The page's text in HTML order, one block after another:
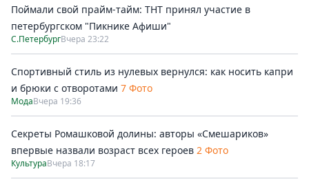
Поймали свой прайм-тайм: ТНТ принял участие в
петербургском "Пикнике Афиши"
С.ПетербургВчера 23:22
Спортивный стиль из нулевых вернулся: как носить капри
и брюки с отворотами 7 Фото
МодаВчера 19:36
Секреты Ромашковой долины: авторы «Смешариков»
впервые назвали возраст всех героев 2 Фото
КультураВчера 18:17